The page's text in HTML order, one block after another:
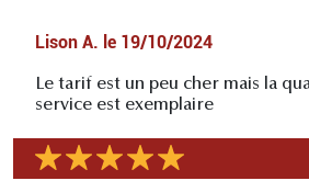
Lison A. le 19/10/2024
Le tarif est un peu cher mais la
service est exemplaire